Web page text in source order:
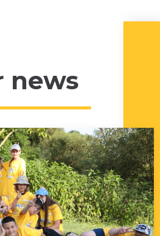
news